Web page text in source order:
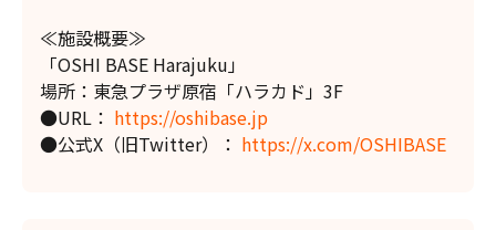
≪施設概要≫
「OSHI BASE Harajuku」
場所：東急プラザ原宿「ハラカド」3F
●URL： https://oshibase.jp
●公式X（旧Twitter）： https://x.com/OSHIBASE